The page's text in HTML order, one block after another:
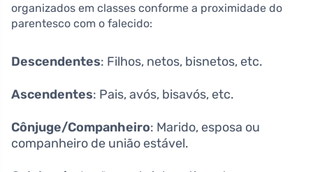
organizados em classes conforme a proximidade do
parentesco com o falecido:
Descendentes: Filhos, netos, bisnetos, etc.
Ascendentes: Pais, avós, bisavós, etc.
Cônjuge/Companheiro: Marido, esposa ou
companheiro de união estável.